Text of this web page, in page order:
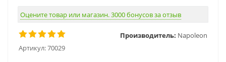
Оцените товар или магазин. 3000 бонусов за отзыв
Артикул:70029
Производитель: Napoleon